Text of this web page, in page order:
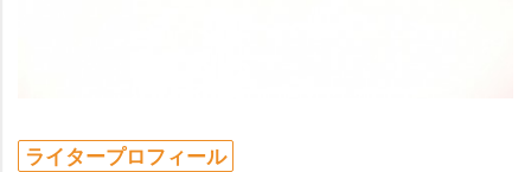
ライタープロフィール